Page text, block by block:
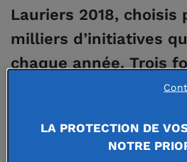
Lauriers 2018, choisis
milliers d’initiatives
chaque année. Trois
abritées se sont
cœur. Objectif :
LA PROTECTION DE
NOTRE